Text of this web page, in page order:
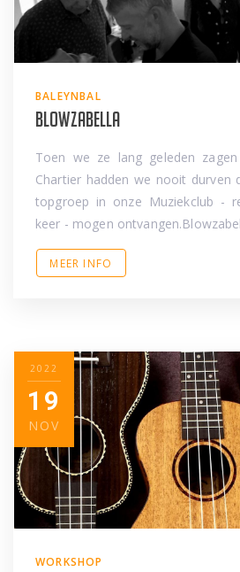
BALEYNBAL
Blowzabella
Toen we ze lang geleden
Chartier hadden we nooit durven
topgroep in onze Muziekclub -
keer - mogen
MEER INFO
2022
19
NOV
WORKSHOP